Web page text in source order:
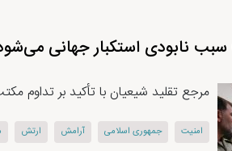
سبب نابودی استکبار جهانی
مرجع تقلید شیعیان با تأکید بر
امنیت جمهوری اسلامی آرامش ارتش